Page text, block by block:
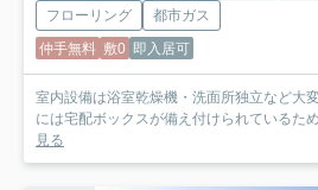
フローリング
都市ガス
仲手無料 敷0 即入居可
室内設備は浴室乾燥機・洗面所独立など大
には宅配ボックスが備え付けられているた
見る